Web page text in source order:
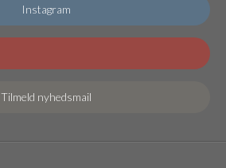
Instagram
Tilmeld nyhedsmail